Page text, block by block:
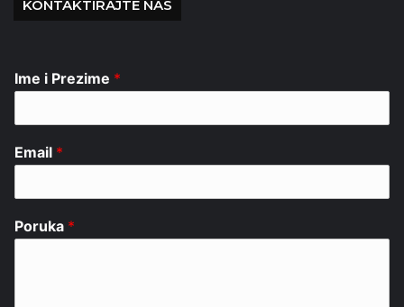
KONTAKTIRAJTE NAS
Ime i Prezime *
Email *
Poruka *